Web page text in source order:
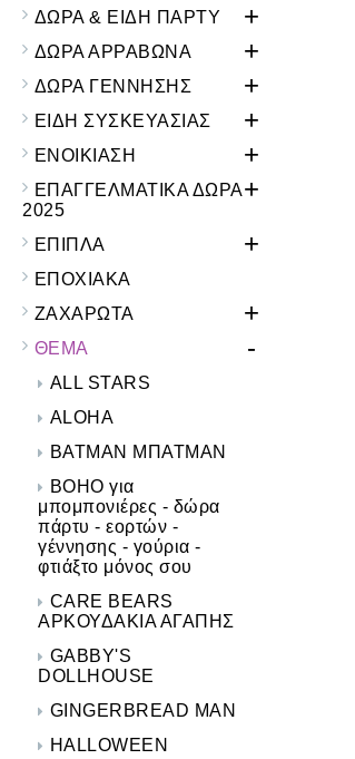
ΔΩΡΑ & ΕΙΔΗ ΠΑΡΤΥ +
ΔΩΡΑ ΑΡΡΑΒΩΝΑ +
ΔΩΡΑ ΓΕΝΝΗΣΗΣ +
ΕΙΔΗ ΣΥΣΚΕΥΑΣΙΑΣ +
ΕΝΟΙΚΙΑΣΗ +
ΕΠΑΓΓΕΛΜΑΤΙΚΑ ΔΩΡΑ
2025
+
ΕΠΙΠΛΑ +
ΕΠΟΧΙΑΚΑ
ΖΑΧΑΡΩΤΑ
+
ΘΕΜΑ -
ALL STARS
ALOHA
BATMAN ΜΠΑΤΜΑΝ
BOHO για
μπομπονιέρες - δώρα
πάρτυ - εορτών -
γέννησης - γούρια -
φτιάξτο μόνος σου
CARE BEARS
ΑΡΚΟΥΔΑΚΙΑ ΑΓΑΠΗΣ
GABBY'S
DOLLHOUSE
GINGERBREAD MAN
HALLOWEEN